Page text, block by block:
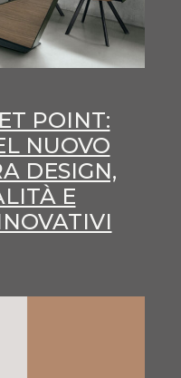
POINT:
NUOVO
DESIGN,
E